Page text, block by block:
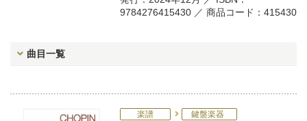
9784276415430 ／ 商品コード：415430
曲目一覧
楽譜 鍵盤楽器